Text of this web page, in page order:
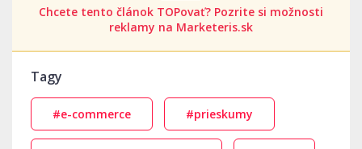
Chcete tento článok TOPovať? Pozrite si možnosti
reklamy na Marketeris.sk
Tagy
#e-commerce #prieskumy